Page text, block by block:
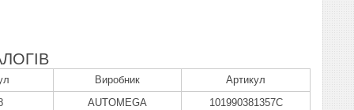
Виробник
Артикул
AUTOMEGA
101990381357C